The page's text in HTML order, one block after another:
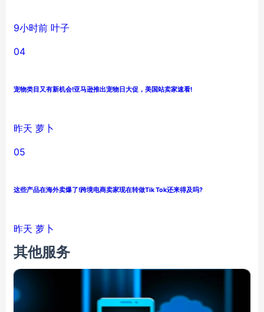
9小时前 叶子
04
宠物类目又有新机会!亚马逊推出宠物日大促，美国站卖家速看!
昨天 萝卜
05
这些产品在海外卖爆了!跨境电商卖家现在转做Tik Tok还来得及吗?
昨天 萝卜
其他服务